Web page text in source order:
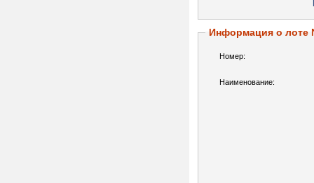
Информация о лоте
Номер:
Наименование: